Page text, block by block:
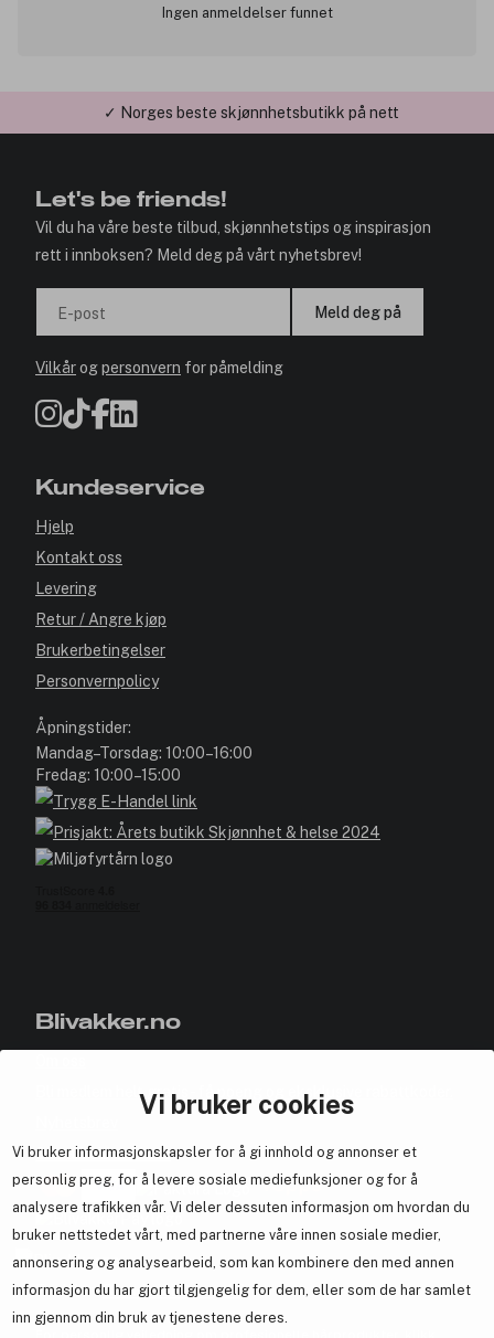
Vi bruker cookies
Vi bruker informasjonskapsler for å gi innhold og annonser et
personlig preg, for å levere sosiale mediefunksjoner og for å
analysere trafikken vår. Vi deler dessuten informasjon om hvordan du
bruker nettstedet vårt, med partnerne våre innen sosiale medier,
annonsering og analysearbeid, som kan kombinere den med annen
informasjon du har gjort tilgjengelig for dem, eller som de har samlet
inn gjennom din bruk av tjenestene deres.
Ingen anmeldelser funnet
✓ Norges beste skjønnhetsbutikk på nett
Let's be friends!
Vil du ha våre beste tilbud, skjønnhetstips og inspirasjon
rett i innboksen? Meld deg på vårt nyhetsbrev!
E-post Meld deg på
Vilkårogpersonvern for påmelding
Kundeservice
Hjelp
Kontakt oss
Levering
Retur / Angre kjøp
Brukerbetingelser
Personvernpolicy
Åpningstider:
Mandag–Torsdag: 10:00–16:00
Fredag: 10:00–15:00
Blivakker.no
Bli medlem helt gratis - få poeng og eksklusive rabattkoder.
Samarbeid med oss
En del avBrandsdal Group AS